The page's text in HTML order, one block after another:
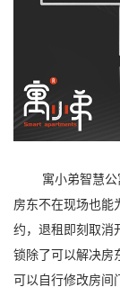
寓小弟智慧公寓
房东不在现场也能
约，退租即刻取消
锁除了可以解决房
可以自行修改房间